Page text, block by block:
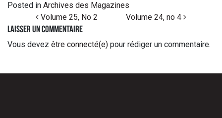
Posted in Archives des Magazines
Post navigation
Volume 25, No 2 Volume 24, no 4
Laisser un commentaire
Vous devez être connecté(e) pour rédiger un commentaire.